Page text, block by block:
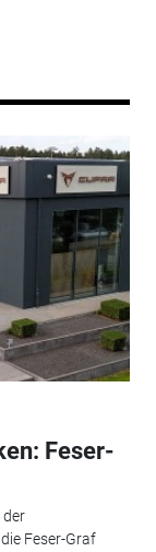
Feser-
der
Feser-Graf